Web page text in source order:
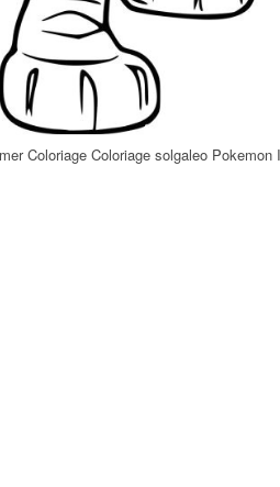
Coloriage Coloriage solgaleo